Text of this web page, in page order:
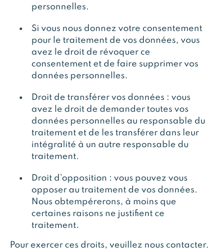
personnelles.
Si vous nous donnez votre consentement
pour le traitement de vos données, vous
avez le droit de révoquer ce
consentement et de faire supprimer vos
données personnelles.
Droit de transférer vos données : vous
avez le droit de demander toutes vos
données personnelles au responsable du
traitement et de les transférer dans leur
intégralité à un autre responsable du
traitement.
Droit d’opposition : vous pouvez vous
opposer au traitement de vos données.
Nous obtempérerons, à moins que
certaines raisons ne justifient ce
traitement.
Pour exercer ces droits, veuillez nous contacter.